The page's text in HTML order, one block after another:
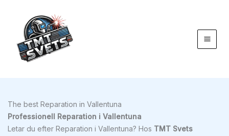
innehåll
The best Reparation in Vallentuna
Professionell Reparation i Vallentuna
Letar du efter Reparation i Vallentuna? Hos TMT Svets